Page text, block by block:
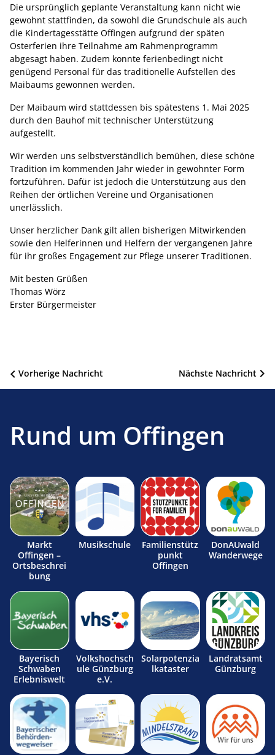
Die ursprünglich geplante Veranstaltung kann nicht wie
gewohnt stattfinden, da sowohl die Grundschule als auch
die Kindertagesstätte Offingen aufgrund der späten
Osterferien ihre Teilnahme am Rahmenprogramm
abgesagt haben. Zudem konnte ferienbedingt nicht
genügend Personal für das traditionelle Aufstellen des
Maibaums gewonnen werden.
Der Maibaum wird stattdessen bis spätestens 1. Mai 2025
durch den Bauhof mit technischer Unterstützung
aufgestellt.
Wir werden uns selbstverständlich bemühen, diese schöne
Tradition im kommenden Jahr wieder in gewohnter Form
fortzuführen. Dafür ist jedoch die Unterstützung aus den
Reihen der örtlichen Vereine und Organisationen
unerlässlich.
Unser herzlicher Dank gilt allen bisherigen Mitwirkenden
sowie den Helferinnen und Helfern der vergangenen Jahre
für ihr großes Engagement zur Pflege unserer Traditionen.
Mit besten Grüßen
Thomas Wörz
Erster Bürgermeister
Beitragsnavigation Nächste Nachricht
Vorherige Nachricht
Rund um Offingen
Markt
Offingen –
Ortsbeschrei
bung
Musikschule
Familienstütz
punkt
Offingen
DonAUwald
Wanderwege
Bayerisch
Schwaben
Erlebniswelt
Volkshochsch
ule Günzburg
e.V.
Solarpotenzia
lkataster
Landratsamt
Günzburg